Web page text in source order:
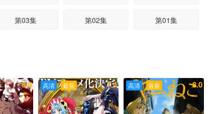
第03集 第02集 第01集
8.0 最新
高清 7.4 最新
高清 8.0